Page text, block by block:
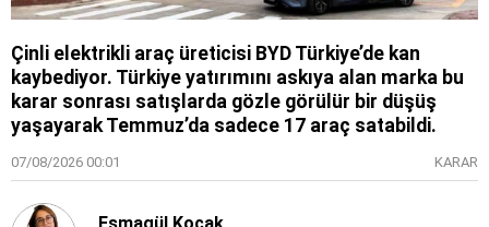
Çinli elektrikli araç üreticisi BYD Türkiye’de kan
kaybediyor. Türkiye yatırımını askıya alan marka bu
karar sonrası satışlarda gözle görülür bir düşüş
yaşayarak Temmuz’da sadece 17 araç satabildi.
07/08/2026 00:01 KARAR